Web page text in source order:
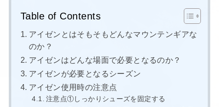
Table of Contents
アイゼンとはそもそもどんなマウンテンギアな
のか？
アイゼンはどんな場面で必要となるのか？
アイゼンが必要となるシーズン
アイゼン使用時の注意点
注意点①しっかりシューズを固定する